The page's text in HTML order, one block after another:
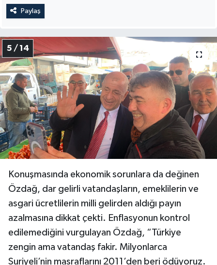
Paylaş
5 / 14
Konuşmasında ekonomik sorunlara da değinen
Özdağ, dar gelirli vatandaşların, emeklilerin ve
asgari ücretlilerin milli gelirden aldığı payın
azalmasına dikkat çekti. Enflasyonun kontrol
edilemediğini vurgulayan Özdağ, “Türkiye
zengin ama vatandaş fakir. Milyonlarca
Suriyeli’nin masraflarını 2011’den beri ödüyoruz.